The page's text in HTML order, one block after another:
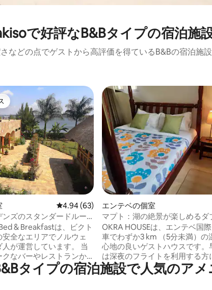
で好評なB&Bタイプの宿泊施
などの点でゲストから高評価を得ているB&Bの宿泊施
星の平均評価 レビュー63件、5つ星中4.94つ星の平均評価
4.94 (63)
ズのスタンダードルー
& Breakfastは、ビクト
安全なエリアでノルウェ
が運営しています。 当
なバーやレストランか
な景色と夕日をお楽し
エンテベの個室
マプト：湖の絶景が楽しめるダ
ートルーム
OKRA HOUSEは、エンテベ国
車でわずか3 km （5分未満）の
心地の良いゲストハウスです。
は深夜のフライトを利用する方
滞のない理想的な休憩所です。 この家
は、ブゴンガの緑豊かな住宅街
タイプの宿泊施設で人気のア